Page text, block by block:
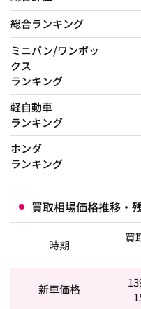
総合ランキング
ミニバン/ワンボッ
クス
ランキング
軽自動車
ランキング
ホンダ
ランキング
買取相場価格推移・
時期
買
新車価格